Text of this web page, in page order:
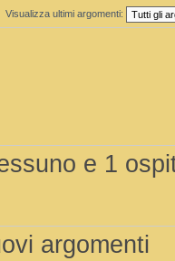
Visualizza ultimi argomenti:
e 1
argomenti